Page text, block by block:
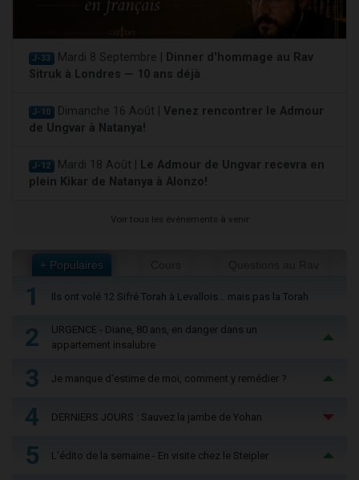
J-33 Mardi 8 Septembre |
Dinner d'hommage au Rav
Sitruk à Londres — 10 ans déjà
J-10 Dimanche 16 Août | Venez rencontrer le Admour
de Ungvar à Natanya!
J-12 Mardi 18 Août |
Le Admour de Ungvar recevra en
plein Kikar de Natanya à Alonzo!
Voir tous les événements à venir
+ Populaires
1 Ils ont volé 12 Sifré Torah à Levallois… mais pas la Torah
2
URGENCE - Diane, 80 ans, en danger dans un
appartement insalubre
3 Je manque d'estime de moi, comment y remédier ?
4 DERNIERS JOURS : Sauvez la jambe de Yohan
5 L'édito de la semaine - En visite chez le Steipler